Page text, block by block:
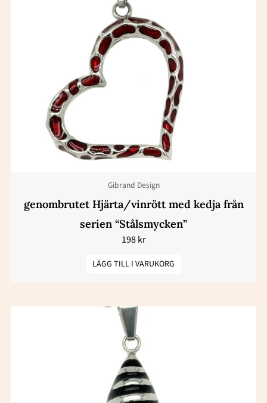
Gibrand Design
genombrutet Hjärta/vinrött med kedja från
serien “Stålsmycken”
198kr
LÄGG TILL I VARUKORG